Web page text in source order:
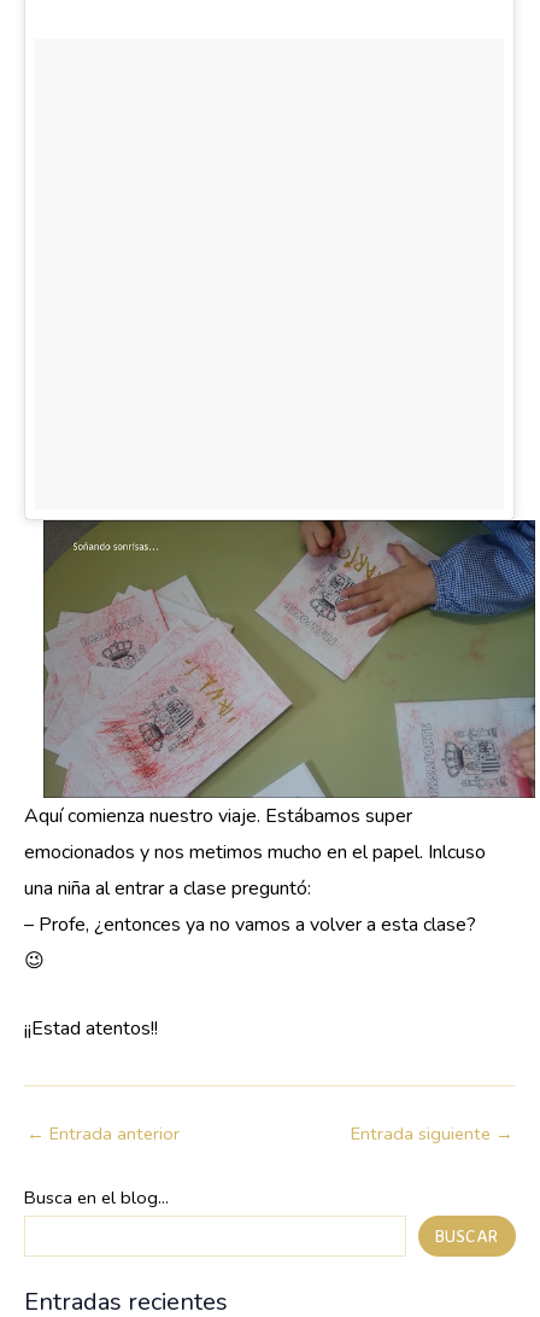
Aquí comienza nuestro viaje. Estábamos super
emocionados y nos metimos mucho en el papel. Inlcuso
una niña al entrar a clase preguntó:
– Profe, ¿entonces ya no vamos a volver a esta clase?
😉
¡¡Estad atentos!!
← Entrada anterior Entrada siguiente →
Busca en el blog...
BUSCAR
Entradas recientes